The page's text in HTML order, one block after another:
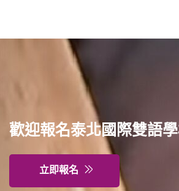
歡迎報名泰北國際雙語
立即報名